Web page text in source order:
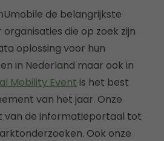
de belangrijkste
die op zoek zijn
oplossing voor hun
in Nederland maar ook in
Mobility Event is het best
van het jaar. Onze
van de informatieportaal tot
Ook onze